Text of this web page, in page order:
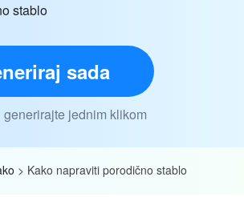
stablo
sada
jednim klikom
> Kako napraviti porodično stablo